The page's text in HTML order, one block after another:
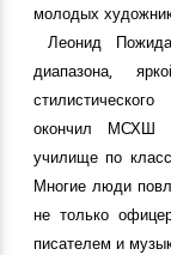
молодых
Леонид
диапазона,
окончил МСХШ
училище по
Многие люди
не только
писателем и